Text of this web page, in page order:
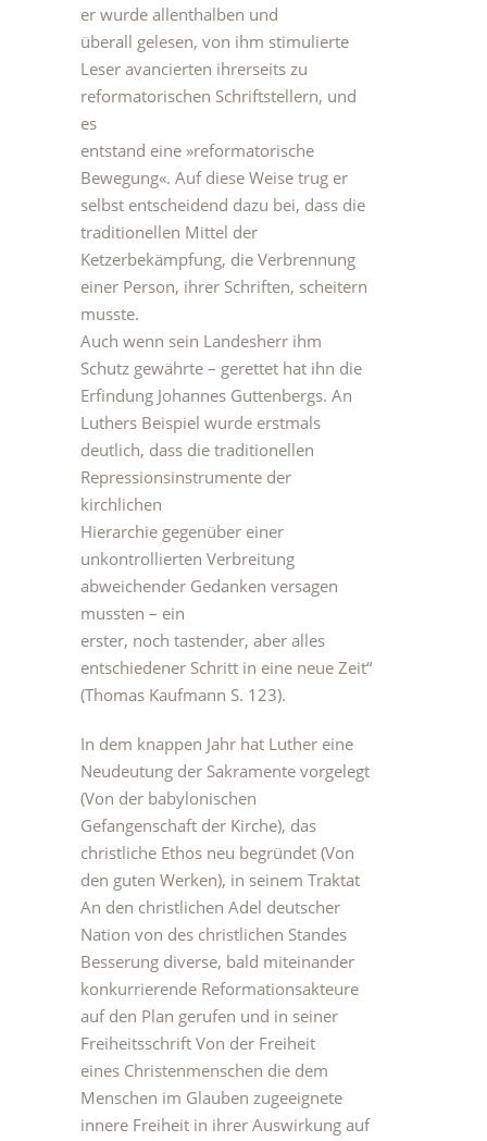
er wurde allenthalben und
überall gelesen, von ihm stimulierte
Leser avancierten ihrerseits zu
reformatorischen Schriftstellern, und
es
entstand eine »reformatorische
Bewegung«. Auf diese Weise trug er
selbst entscheidend dazu bei, dass die
traditionellen Mittel der
Ketzerbekämpfung, die Verbrennung
einer Person, ihrer Schriften, scheitern
musste.
Auch wenn sein Landesherr ihm
Schutz gewährte – gerettet hat ihn die
Erfindung Johannes Guttenbergs. An
Luthers Beispiel wurde erstmals
deutlich, dass die traditionellen
Repressionsinstrumente der
kirchlichen
Hierarchie gegenüber einer
unkontrollierten Verbreitung
abweichender Gedanken versagen
mussten – ein
erster, noch tastender, aber alles
entschiedener Schritt in eine neue Zeit“
(Thomas Kaufmann S. 123).
In dem knappen Jahr hat Luther eine
Neudeutung der Sakramente vorgelegt
(Von der babylonischen
Gefangenschaft der Kirche), das
christliche Ethos neu begründet (Von
den guten Werken), in seinem Traktat
An den christlichen Adel deutscher
Nation von des christlichen Standes
Besserung diverse, bald miteinander
konkurrierende Reformationsakteure
auf den Plan gerufen und in seiner
Freiheitsschrift Von der Freiheit
eines Christenmenschen die dem
Menschen im Glauben zugeeignete
innere Freiheit in ihrer Auswirkung auf